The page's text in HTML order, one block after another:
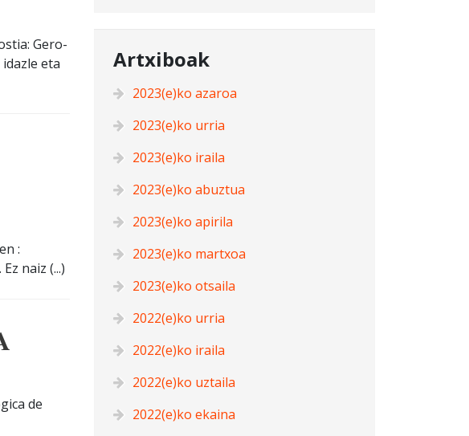
Gero-
eta
:
naiz (...)
de
Artxiboak
2023(e)ko azaroa
2023(e)ko urria
2023(e)ko iraila
2023(e)ko abuztua
2023(e)ko apirila
2023(e)ko martxoa
2023(e)ko otsaila
2022(e)ko urria
2022(e)ko iraila
2022(e)ko uztaila
2022(e)ko ekaina